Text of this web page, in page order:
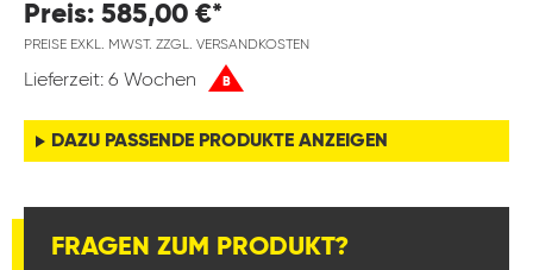
Preis: 585,00 €*
PREISE EXKL. MWST. ZZGL. VERSANDKOSTEN
Lieferzeit: 6 Wochen B
DAZU PASSENDE PRODUKTE ANZEIGEN
FRAGEN ZUM PRODUKT?